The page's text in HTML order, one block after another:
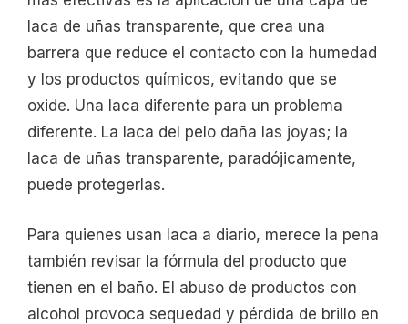
laca de uñas transparente, que crea una
barrera que reduce el contacto con la humedad
y los productos químicos, evitando que se
oxide. Una laca diferente para un problema
diferente. La laca del pelo daña las joyas; la
laca de uñas transparente, paradójicamente,
puede protegerlas.
Para quienes usan laca a diario, merece la pena
también revisar la fórmula del producto que
tienen en el baño. El abuso de productos con
alcohol provoca sequedad y pérdida de brillo en